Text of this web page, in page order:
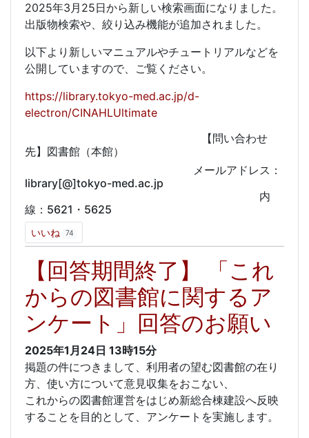
2025年3月25日から新しい検索画面になりました。
出版物検索や、絞り込み機能が追加されました。
以下より新しいマニュアルやチュートリアルなどを
公開していますので、ご覧ください。
https://library.tokyo-med.ac.jp/d-
electron/CINAHLUltimate
【問い合わせ
先】図書館（本館）
メールアドレス：
library[@]tokyo-med.ac.jp
内
線：5621・5625
いいね 74
【回答期間終了】 「これ
からの図書館に関するア
ンケート」回答のお願い
2025年1月24日 13時15分
掲題の件につきまして、利用者の望む図書館の在り
方、使い方について意見収集をおこない、
これからの図書館運営をはじめ新総合棟建設へ反映
することを目的として、アンケートを実施します。